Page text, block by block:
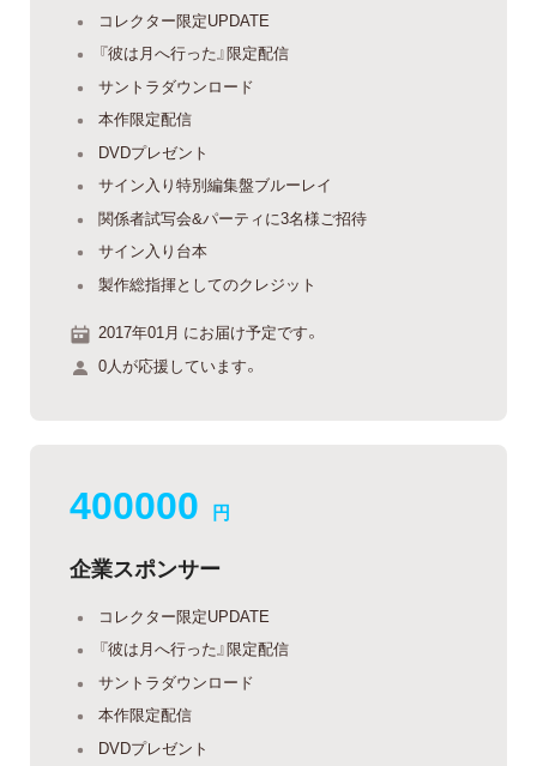
コレクター限定UPDATE
『彼は月へ行った』限定配信
サントラダウンロード
本作限定配信
DVDプレゼント
サイン入り特別編集盤ブルーレイ
関係者試写会&パーティに3名様ご招待
サイン入り台本
製作総指揮としてのクレジット
2017年01月 にお届け予定です。
0人が応援しています。
400000 円
企業スポンサー
コレクター限定UPDATE
『彼は月へ行った』限定配信
サントラダウンロード
本作限定配信
DVDプレゼント